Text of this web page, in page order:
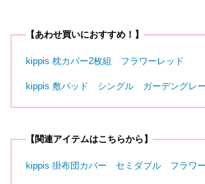
【あわせ買いにおすすめ！】
kippis 枕カバー2枚組 フラワーレッド
kippis 敷パッド シングル ガーデングレー
【関連アイテムはこちらから】
kippis 掛布団カバー セミダブル フラワ